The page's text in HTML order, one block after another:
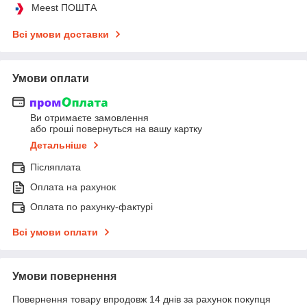
Meest ПОШТА
Всі умови доставки
Умови оплати
Ви отримаєте замовлення
або гроші повернуться на вашу картку
Детальніше
Післяплата
Оплата на рахунок
Оплата по рахунку-фактурі
Всі умови оплати
Умови повернення
Повернення товару впродовж 14 днів за рахунок покупця